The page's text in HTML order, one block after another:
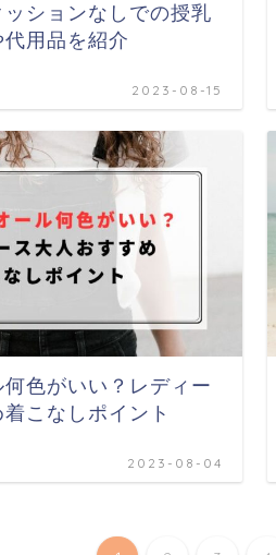
ションなしでの授乳
用品を紹介
2023-08-15
色がいい？レディー
こなしポイント
2023-08-04